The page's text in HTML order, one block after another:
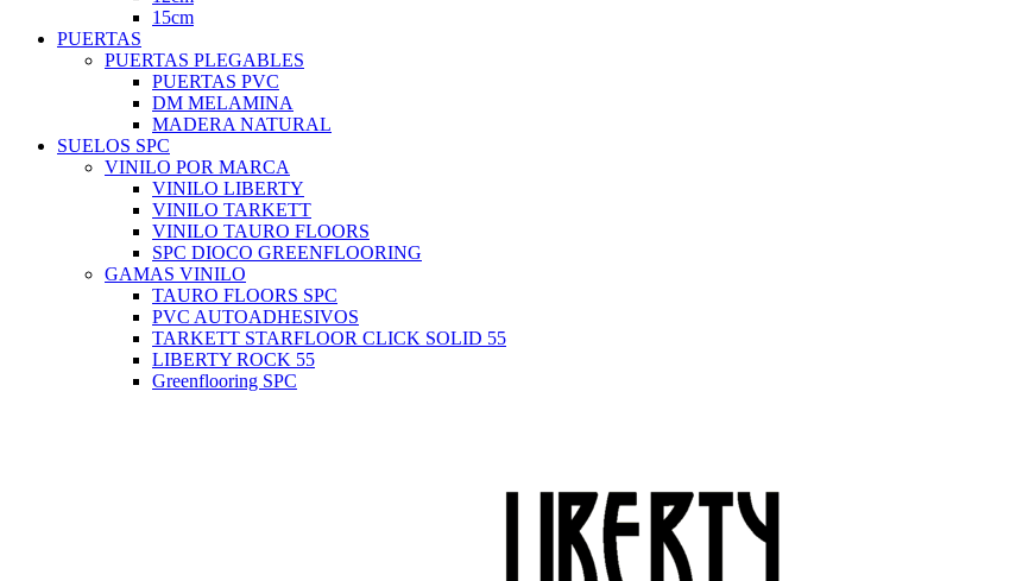
15cm
PUERTAS
PUERTAS PLEGABLES
PUERTAS PVC
DM MELAMINA
MADERA NATURAL
SUELOS SPC
VINILO POR MARCA
VINILO LIBERTY
VINILO TARKETT
VINILO TAURO FLOORS
SPC DIOCO GREENFLOORING
GAMAS VINILO
TAURO FLOORS SPC
PVC AUTOADHESIVOS
TARKETT STARFLOOR CLICK SOLID 55
LIBERTY ROCK 55
Greenflooring SPC